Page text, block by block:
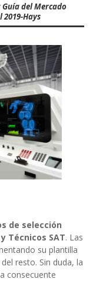
Guía del Mercado
Hays
de selección
Técnicos SAT. Las
su plantilla
resto. Sin duda, la
consecuente